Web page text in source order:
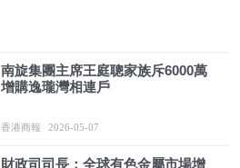
南旋集團主席王庭聰家族斥6000萬
增購逸瓏灣相連戶
香港商報 2026-05-07
財政司司長：全球有色金屬市場增